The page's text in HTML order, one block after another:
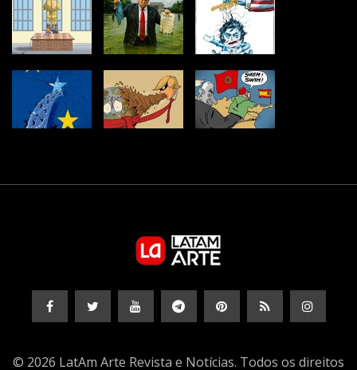
© 2026 LatAm Arte Revista e Notícias. Todos os direitos